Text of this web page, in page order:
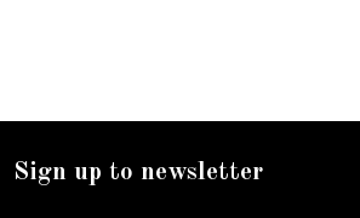
Sign up to newsletter